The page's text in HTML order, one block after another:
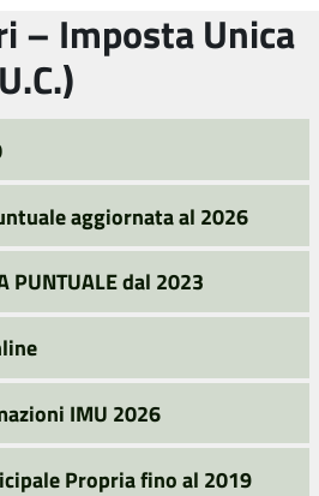
– Imposta Unica
aggiornata al 2026
PUNTUALE dal 2023
IMU 2026
Propria fino al 2019